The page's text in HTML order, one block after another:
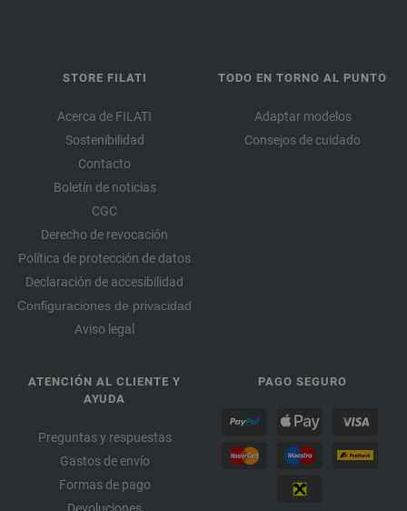
STORE FILATI
Acerca de FILATI
Sostenibilidad
Contacto
Boletín de noticias
CGC
Derecho de revocación
Política de protección de datos
Declaración de accesibilidad
Configuraciones de privacidad
Aviso legal
TODO EN TORNO AL PUNTO
Adaptar modelos
Consejos de cuidado
ATENCIÓN AL CLIENTE Y
AYUDA
Preguntas y respuestas
Gastos de envío
Formas de pago
PAGO SEGURO